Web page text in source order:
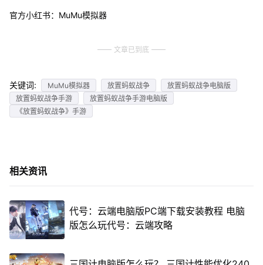
官方小红书：MuMu模拟器
文章已到底
关键词: MuMu模拟器 放置蚂蚁战争
放置蚂蚁战争电脑版
放置蚂蚁战争手游
放置蚂蚁战争手游电脑版
《放置蚂蚁战争》手游
相关资讯
代号：云端电脑版PC端下载安装教程 电脑
版怎么玩代号：云端攻略